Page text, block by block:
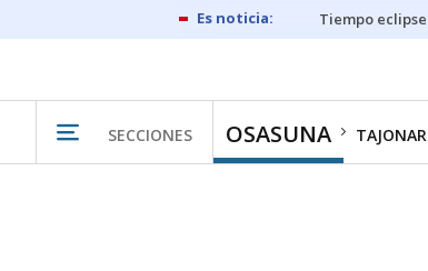
Tiempo eclipse
SECCIONES OSASUNA TAJONAR